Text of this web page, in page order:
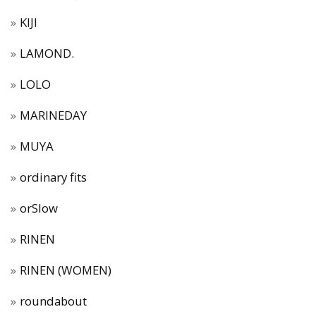
KIJI
LAMOND.
LOLO
MARINEDAY
MUYA
ordinary fits
orSlow
RINEN
RINEN (WOMEN)
roundabout